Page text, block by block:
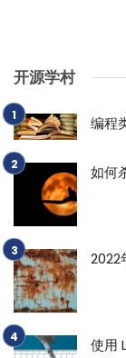
开源学村
编程
如何
2022
使用